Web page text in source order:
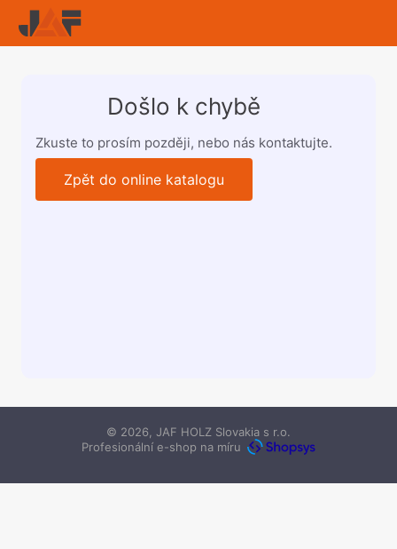
Došlo k chybě
Zkuste to prosím později, nebo nás kontaktujte.
Zpět do online katalogu
© 2026, JAF HOLZ Slovakia s r.o.
Profesionální e-shop na míru